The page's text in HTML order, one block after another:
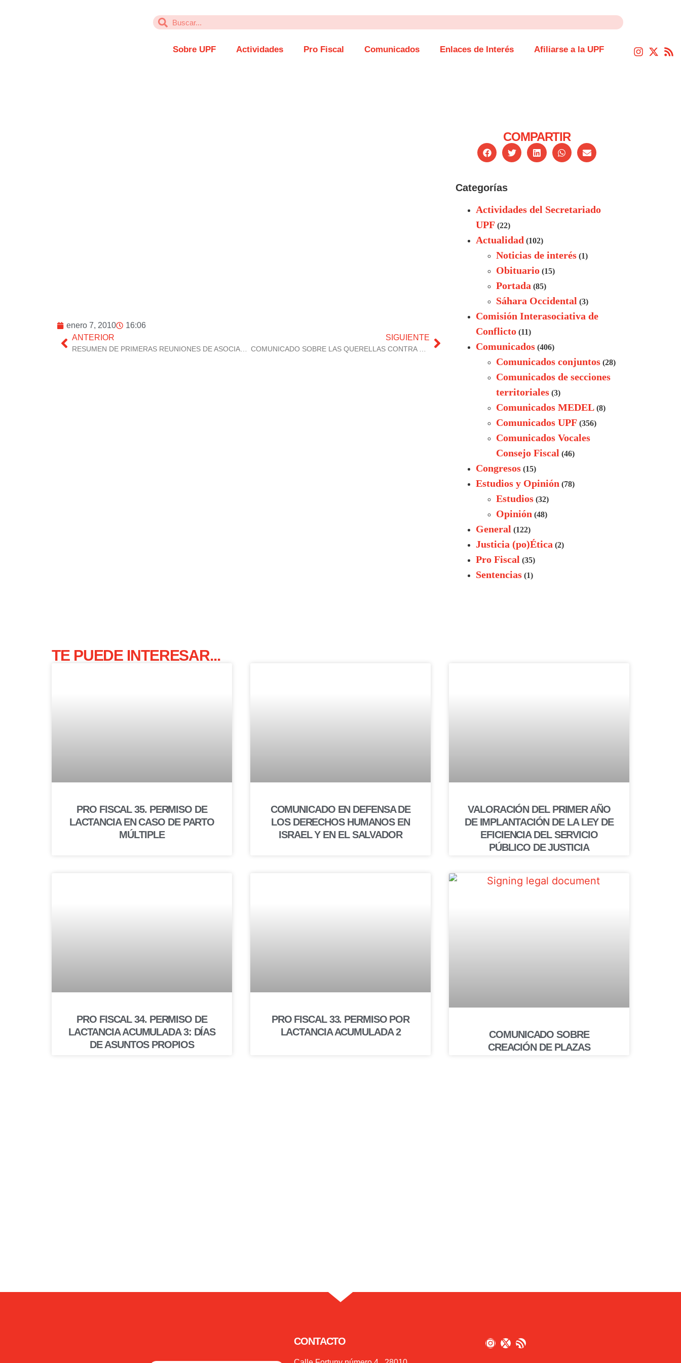
Sobre UPF Actividades Pro Fiscal Comunicados Enlaces de Interés Afiliarse a la UPF
enero 7, 2010
16:06
ANTERIOR
SIGUIENTE
COMPARTIR
Categorías
Actividades del Secretariado
UPF(22)
Actualidad (102)
Noticias de interés(1)
Obituario(15)
Portada (85)
Sáhara Occidental (3)
Comisión Interasociativa de
Conflicto(11)
Comunicados(406)
Comunicados conjuntos(28)
Comunicados de secciones
territoriales(3)
Comunicados MEDEL(8)
Comunicados UPF(356)
Comunicados Vocales
Consejo Fiscal (46)
Congresos(15)
Estudios y Opinión (78)
Estudios(32)
Opinión (48)
General (122)
Justicia (po)Ética (2)
Pro Fiscal (35)
Sentencias(1)
TE PUEDE INTERESAR...
PRO FISCAL 35. PERMISO DE
LACTANCIA EN CASO DE PARTO
MÚLTIPLE
COMUNICADO EN DEFENSA DE
LOS DERECHOS HUMANOS EN
ISRAEL Y EN EL SALVADOR
VALORACIÓN DEL PRIMER AÑO
DE IMPLANTACIÓN DE LA LEY DE
EFICIENCIA DEL SERVICIO
PÚBLICO DE JUSTICIA
PRO FISCAL 34. PERMISO DE
LACTANCIA ACUMULADA 3: DÍAS
DE ASUNTOS PROPIOS
PRO FISCAL 33. PERMISO POR
LACTANCIA ACUMULADA 2
COMUNICADO SOBRE
CREACIÓN DE PLAZAS
CONTACTO